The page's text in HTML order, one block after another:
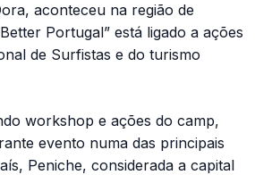
aconteceu na região de
Portugal” está ligado a ações
de Surfistas e do turismo
workshop e ações do camp,
evento numa das principais
Peniche, considerada a capital